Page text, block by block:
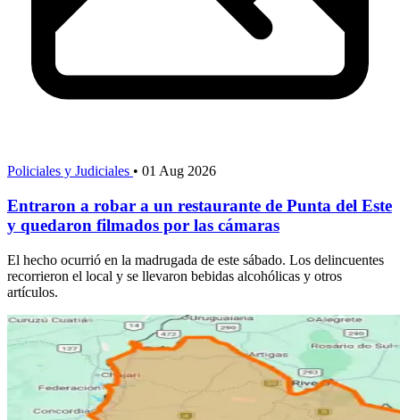
Policiales y Judiciales • 01 Aug 2026
Entraron a robar a un restaurante de Punta del Este
y quedaron filmados por las cámaras
El hecho ocurrió en la madrugada de este sábado. Los delincuentes
recorrieron el local y se llevaron bebidas alcohólicas y otros
artículos.